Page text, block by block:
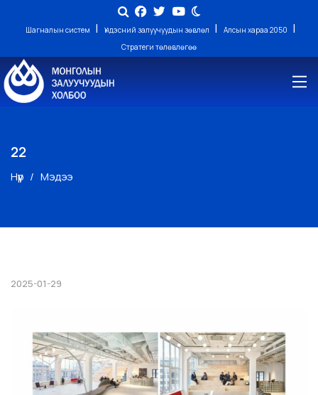
Шагналын систем | Үндэсний залуучуудын зөвлөл | Алсын хараа 2050 |
Стратеги төлөвлөгөө
22
Нүүр Мэдээ
2025-01-29